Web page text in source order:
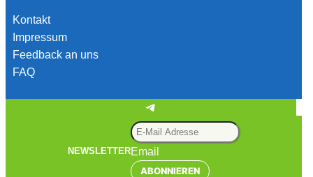
Kontakt
Impressum
Feedback an uns
FAQ
Telegram
NEWSLETTEREmail
ABONNIEREN